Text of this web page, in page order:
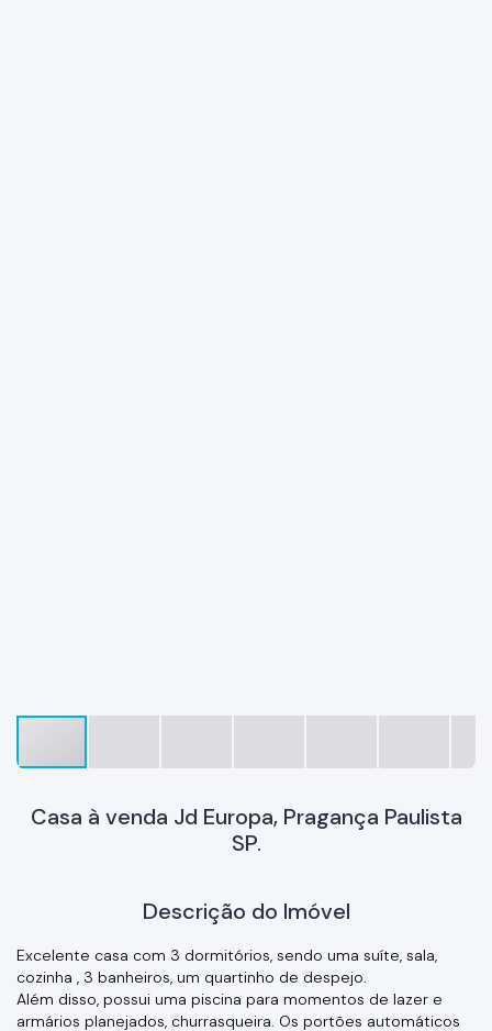
Casa à venda Jd Europa, Pragança Paulista
SP.
Descrição do Imóvel
Excelente casa com 3 dormitórios, sendo uma suíte, sala,
cozinha , 3 banheiros, um quartinho de despejo.
Além disso, possui uma piscina para momentos de lazer e
armários planejados, churrasqueira. Os portões automáticos